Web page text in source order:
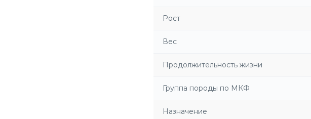
Рост
Вес
Продолжительность жизни
Группа породы по МКФ
Назначение